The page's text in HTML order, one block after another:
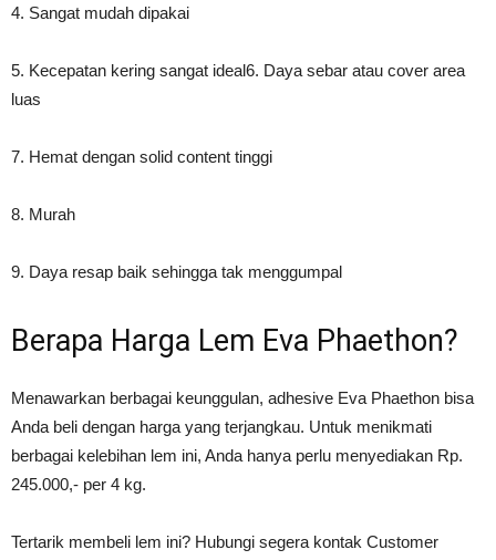
4. Sangat mudah dipakai
5. Kecepatan kering sangat ideal6. Daya sebar atau cover area
luas
7. Hemat dengan solid content tinggi
8. Murah
9. Daya resap baik sehingga tak menggumpal
Berapa Harga Lem Eva Phaethon?
Menawarkan berbagai keunggulan, adhesive Eva Phaethon bisa
Anda beli dengan harga yang terjangkau. Untuk menikmati
berbagai kelebihan lem ini, Anda hanya perlu menyediakan Rp.
245.000,- per 4 kg.
Tertarik membeli lem ini? Hubungi segera kontak Customer